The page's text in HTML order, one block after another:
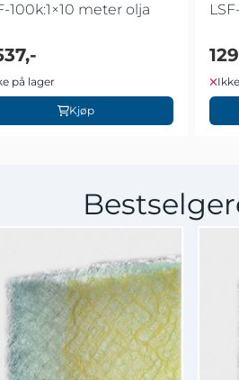
100k:1×10 meter olja
på lager
Kjøp